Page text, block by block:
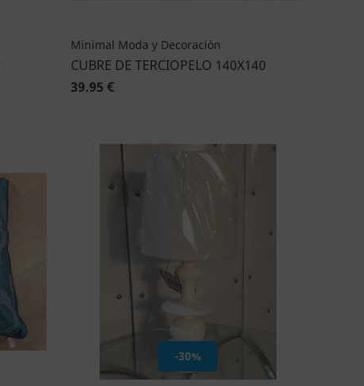
Minimal Moda y Decoración
CUBRE DE TERCIOPELO 140X140
39.95 €
-30%